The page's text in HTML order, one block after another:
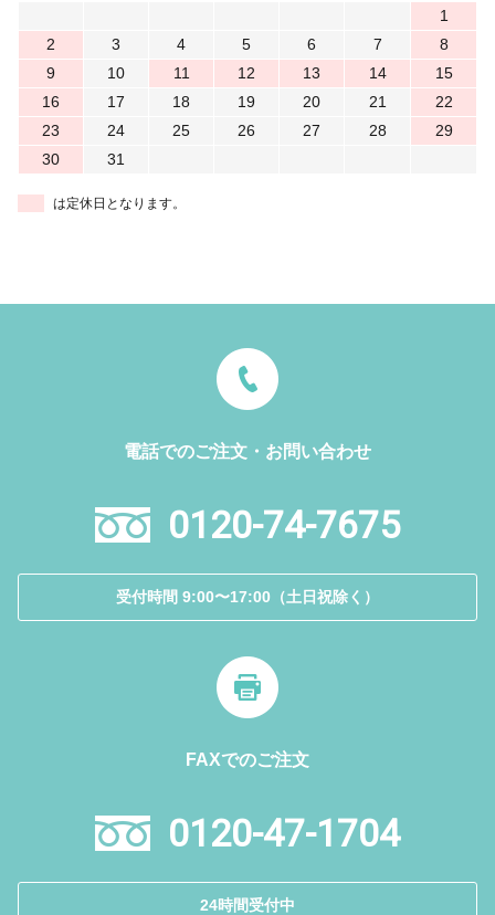
1
2
3 4 5 6 7
8
9
10 11 12 13 14
15
16
17 18 19 20 21
22
23
24 25 26 27 28
29
30
31
は定休日となります。
電話でのご注文・お問い合わせ
0120-74-7675
受付時間 9:00〜17:00（土日祝除く）
FAXでのご注文
0120-47-1704
24時間受付中